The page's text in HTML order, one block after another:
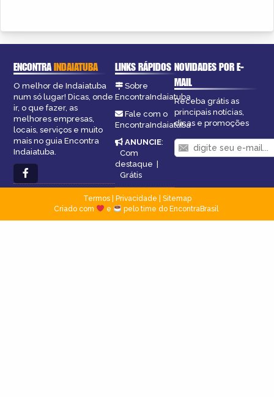
ENCONTRAINDAIATUBA
O melhor de Indaiatuba
num só lugar! Dicas, onde
ir, o que fazer, as
melhores empresas,
locais, serviços e muito
mais no guia Encontra
Indaiatuba.
LINKS RÁPIDOS
Sobre
EncontraIndaiatuba
Fale com o
EncontraIndaiatuba
ANUNCIE:
Com
destaque |
Grátis
NOVIDADES POR E-
MAIL
Receba grátis as
principais notícias,
dicas e promoções
Termos| Privacidade
Sitemap
Criado com
e pelo time do EncontraBrasil